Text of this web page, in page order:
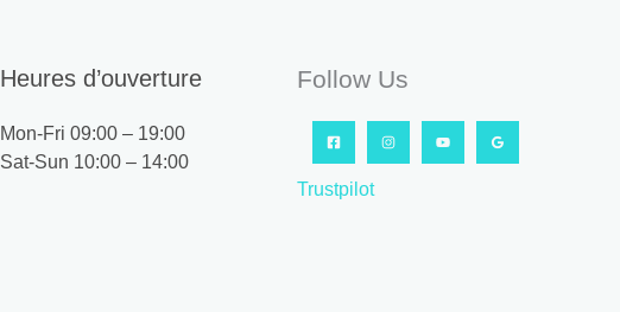
Heures d’ouverture
Mon-Fri 09:00 – 19:00
Sat-Sun 10:00 – 14:00
Follow Us
Trustpilot